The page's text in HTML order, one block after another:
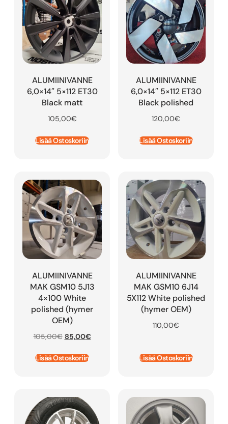
ALUMIINIVANNE
6,0×14″ 5×112 ET30
Black matt
105,00€
Lisää Ostoskoriin
ALUMIINIVANNE
6,0×14″ 5×112 ET30
Black polished
120,00€
Lisää Ostoskoriin
ALUMIINIVANNE
MAK GSM10 5J13
4×100 White
polished (hymer
OEM)
105,00€ 85,00€
Lisää Ostoskoriin
ALUMIINIVANNE
MAK GSM10 6J14
5X112 White polished
(hymer OEM)
110,00€
Lisää Ostoskoriin